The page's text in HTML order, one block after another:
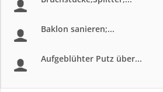
Baklon sanieren;...
Aufgeblühter Putz über...